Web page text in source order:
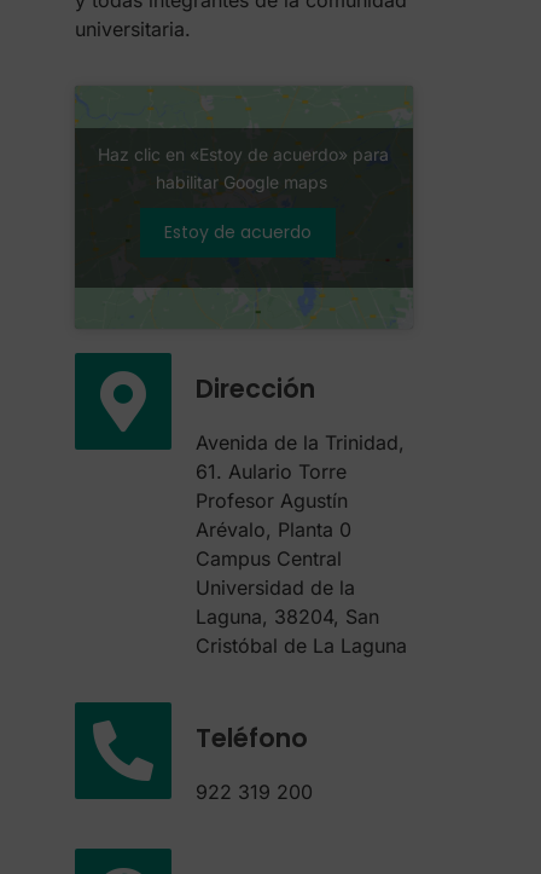
universitaria.
Haz clic en «Estoy de acuerdo» para
habilitar Google maps
Estoy de acuerdo
Dirección
Avenida de la Trinidad,
61. Aulario Torre
Profesor Agustín
Arévalo, Planta 0
Campus Central
Universidad de la
Laguna, 38204, San
Cristóbal de La Laguna
Teléfono
922 319 200